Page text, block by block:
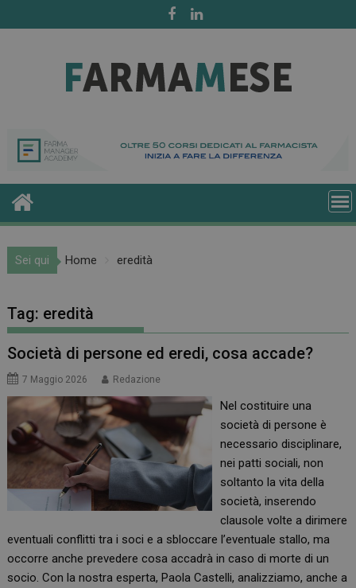
to
Sei qui Home eredità
Tag: eredità
Società di persone ed eredi, cosa accade?
7 Maggio 2026 Redazione
Nel costituire una
società di persone è
necessario disciplinare,
nei patti sociali, non
soltanto la vita della
società, inserendo
clausole volte a dirimere
eventuali conflitti tra i soci e a sbloccare l’eventuale stallo, ma
occorre anche prevedere cosa accadrà in caso di morte di un
socio. Con la nostra esperta, Paola Castelli, analizziamo, anche a